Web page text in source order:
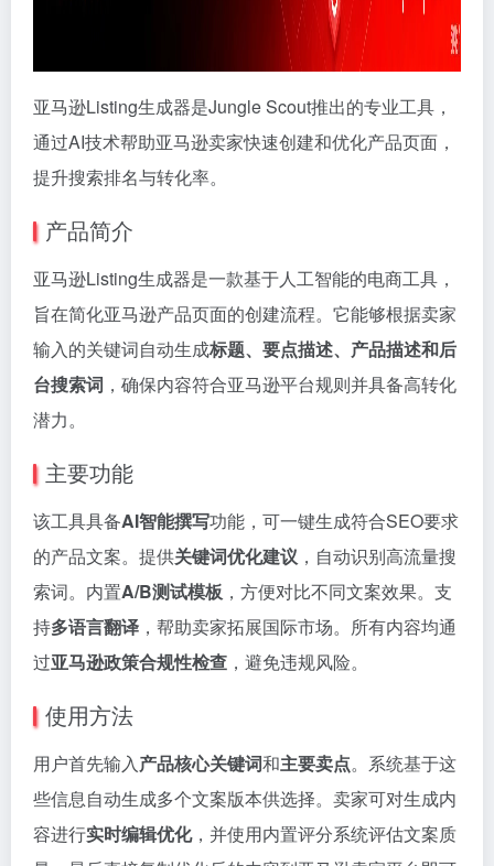
亚马逊Listing生成器是Jungle Scout推出的专业工具，
通过AI技术帮助亚马逊卖家快速创建和优化产品页面，
提升搜索排名与转化率。
产品简介
亚马逊Listing生成器是一款基于人工智能的电商工具，
旨在简化亚马逊产品页面的创建流程。它能够根据卖家
输入的关键词自动生成标题、要点描述、产品描述和后
台搜索词 ，确保内容符合亚马逊平台规则并具备高转化
潜力。
主要功能
该工具具备AI智能撰写功能，可一键生成符合SEO要求
的产品文案。提供关键词优化建议 ，自动识别高流量搜
索词。内置A/B测试模板 ，方便对比不同文案效果。支
持多语言翻译 ，帮助卖家拓展国际市场。所有内容均通
过亚马逊政策合规性检查 ，避免违规风险。
使用方法
用户首先输入产品核心关键词和主要卖点。系统基于这
些信息自动生成多个文案版本供选择。卖家可对生成内
容进行实时编辑优化，并使用内置评分系统评估文案质